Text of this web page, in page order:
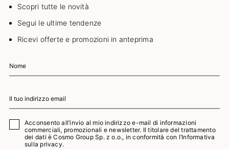
Scopri tutte le novità
Segui le ultime tendenze
Ricevi offerte e promozioni in anteprima
Acconsento all’invio al mio indirizzo e-mail di informazioni
commerciali, promozionali e newsletter. Il titolare del trattamento
dei dati è Cosmo Group Sp. z o.o., in conformità con l’Informativa
sulla privacy.